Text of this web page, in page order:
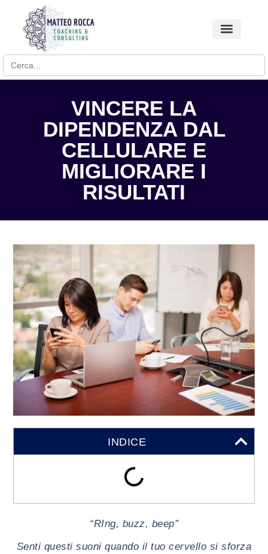
Search for:
VINCERE LA
DIPENDENZA DAL
CELLULARE E
MIGLIORARE I
RISULTATI
INDICE
“RIng, buzz, beep”
Senti questi suoni quando il tuo cervello si sforza